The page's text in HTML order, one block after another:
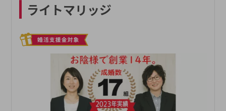
ライトマリッジ